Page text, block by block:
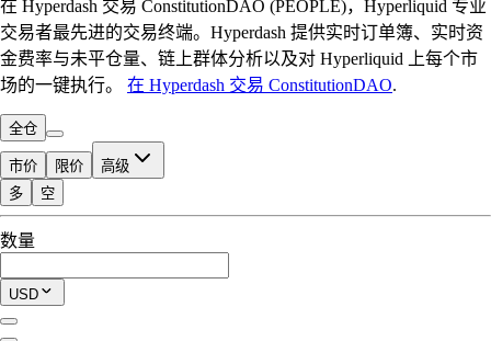
在 Hyperdash 交易 ConstitutionDAO (PEOPLE)，Hyperliquid 专业
交易者最先进的交易终端。Hyperdash 提供实时订单簿、实时资
金费率与未平仓量、链上群体分析以及对 Hyperliquid 上每个市
场的一键执行。
在 Hyperdash 交易 ConstitutionDAO.
全仓
市价 限价 高级
可交易额度
$0.00
当前仓位
0 PEOPLE
多 空
数量
USD